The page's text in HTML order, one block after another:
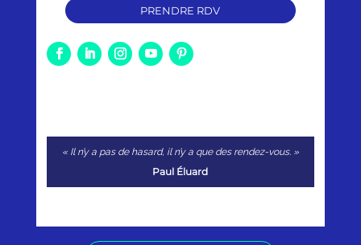
PRENDRE RDV
« Il n’y a pas de hasard, il n’y a que des rendez-vous. »
Paul Éluard